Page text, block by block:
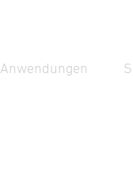
Anwendungen